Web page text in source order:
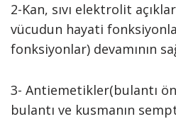
2-Kan, sıvı elektrolit
vücudun hayati
fonksiyonlar) devamının
3- Antiemetikler(bulantı
bulantı ve kusmanın